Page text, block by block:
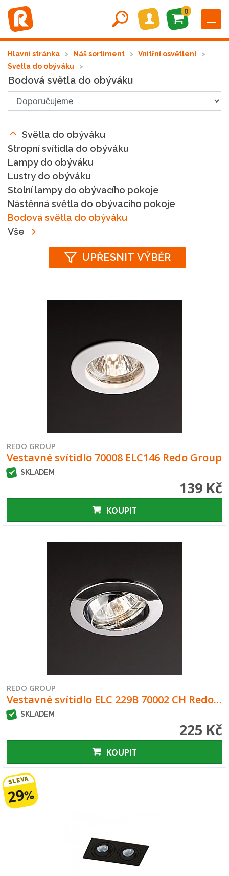
0
Hlavní stránka Náš sortiment
Vnitřní osvětlení
Světla do obýváku
Bodová světla do obýváku
Světla do obýváku
Stropní svítidla do obýváku
Lampy do obýváku
Lustry do obýváku
Stolní lampy do obývacího pokoje
Nástěnná světla do obývacího pokoje
Bodová světla do obýváku
Vše
UPŘESNIT VÝBĚR
REDO GROUP
Vestavné svítidlo 70008 ELC146 Redo Group
SKLADEM
139 Kč
KOUPIT
REDO GROUP
Vestavné svítidlo ELC 229B 70002 CH Redo…
SKLADEM
225 Kč
KOUPIT
SLEVA
29%